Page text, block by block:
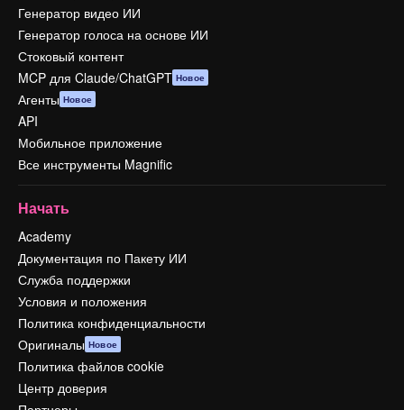
Генератор видео ИИ
Генератор голоса на основе ИИ
Стоковый контент
MCP для Claude/ChatGPT Новое
Агенты Новое
API
Мобильное приложение
Все инструменты Magnific
Начать
Academy
Документация по Пакету ИИ
Служба поддержки
Условия и положения
Политика конфиденциальности
Оригиналы Новое
Политика файлов cookie
Центр доверия